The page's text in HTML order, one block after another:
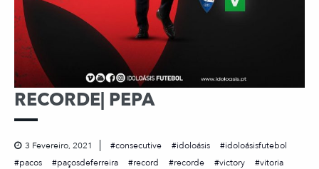
RECORDE| PEPA
3 Fevereiro, 2021 consecutive idoloásis
idoloásisfutebol
pacos
paçosdeferreira record recorde victory vitoria